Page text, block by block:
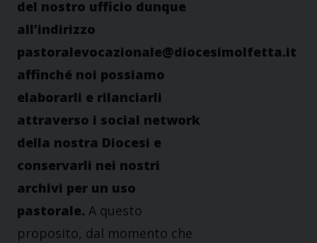
del nostro ufficio dunque
all’indirizzo
pastoralevocazionale@diocesimolfetta.it
affinché noi possiamo
elaborarli e rilanciarli
attraverso i social network
della nostra Diocesi e
conservarli nei nostri
archivi per un uso
pastorale. A questo
proposito, dal momento che